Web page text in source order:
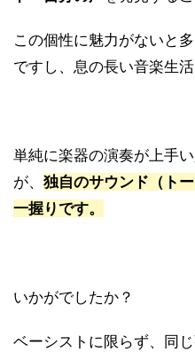
この個性に魅力がないと
ですし、息の長い音楽生
単純に楽器の演奏が上手
が、 独自のサウンド（ト
一握りです。
いかがでしたか？
ベーシストに限らず、同